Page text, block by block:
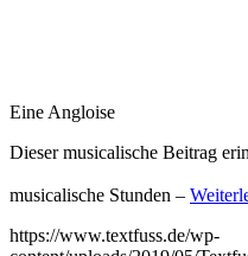
Eine Angloise
Dieser musicalische Beitrag
musicalische Stunden –
https://www.textfuss.de/wp-